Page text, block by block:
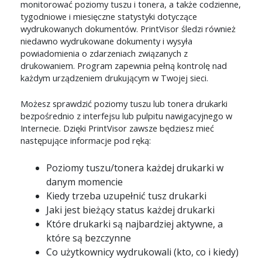
monitorować poziomy tuszu i tonera, a także codzienne,
tygodniowe i miesięczne statystyki dotyczące
wydrukowanych dokumentów. PrintVisor śledzi również
niedawno wydrukowane dokumenty i wysyła
powiadomienia o zdarzeniach związanych z
drukowaniem. Program zapewnia pełną kontrolę nad
każdym urządzeniem drukującym w Twojej sieci.
Możesz sprawdzić poziomy tuszu lub tonera drukarki
bezpośrednio z interfejsu lub pulpitu nawigacyjnego w
Internecie. Dzięki PrintVisor zawsze będziesz mieć
następujące informacje pod ręką:
Poziomy tuszu/tonera każdej drukarki w
danym momencie
Kiedy trzeba uzupełnić tusz drukarki
Jaki jest bieżący status każdej drukarki
Które drukarki są najbardziej aktywne, a
które są bezczynne
Co użytkownicy wydrukowali (kto, co i kiedy)